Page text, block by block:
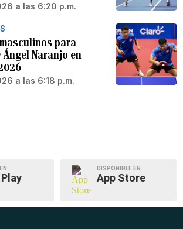
a las 6:20 p.m.
para
Ángel Naranjo en
a las 6:18 p.m.
DISPONIBLE EN
App Store